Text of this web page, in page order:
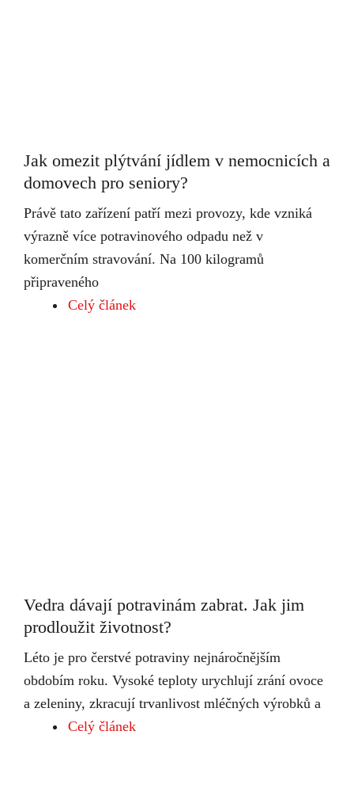
Jak omezit plýtvání jídlem v nemocnicích a
domovech pro seniory?
Právě tato zařízení patří mezi provozy, kde vzniká
výrazně více potravinového odpadu než v
komerčním stravování. Na 100 kilogramů
připraveného
Celý článek
Vedra dávají potravinám zabrat. Jak jim
prodloužit životnost?
Léto je pro čerstvé potraviny nejnáročnějším
obdobím roku. Vysoké teploty urychlují zrání ovoce
a zeleniny, zkracují trvanlivost mléčných výrobků a
Celý článek